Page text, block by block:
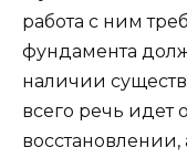
работа с ним
фундамента
наличии
всего речь идет